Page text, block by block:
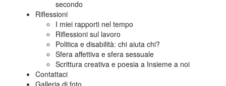
secondo
Riflessioni
I miei rapporti nel tempo
Riflessioni sul lavoro
Politica e disabilità: chi aiuta chi?
Sfera affettiva e sfera sessuale
Scrittura creativa e poesia a Insieme a noi
Contattaci
Galleria di foto